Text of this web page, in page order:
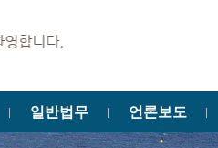
ㅣ 일반법무 ㅣ 언론보도 ㅣ